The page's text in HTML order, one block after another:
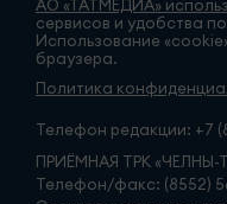
АО «ТАТМЕДИА»
сервисов и удобства
Использование
браузера.
Политика
Телефон редакции: +7
ПРИЁМНАЯ ТРК «ЧЕЛНЫ-
Телефон/факс: (8552)